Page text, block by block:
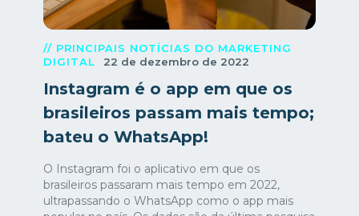
// PRINCIPAIS NOTÍCIAS DO MARKETING
DIGITAL
22 de dezembro de 2022
Instagram é o app em que os
brasileiros passam mais tempo;
bateu o WhatsApp!
O Instagram foi o aplicativo em que os
brasileiros passaram mais tempo em 2022,
ultrapassando o WhatsApp como o app mais